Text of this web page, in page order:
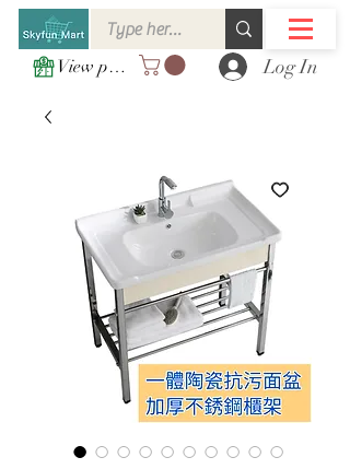
View points Log In